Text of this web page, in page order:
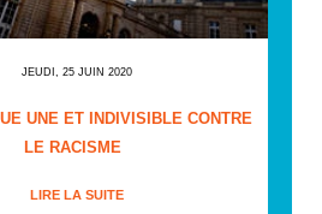
JEUDI, 25 JUIN 2020
UNE ET INDIVISIBLE CONTRE
LE RACISME
LIRE LA SUITE